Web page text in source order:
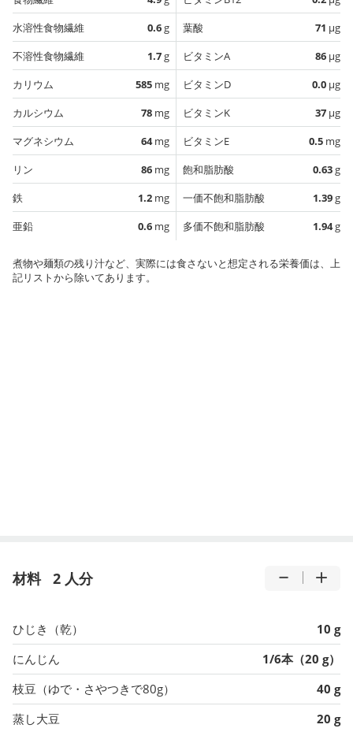
水溶性食物繊維
0.6g
不溶性食物繊維
1.7g
カリウム
585 mg
カルシウム
78 mg
マグネシウム
64mg
リン
86 mg
鉄
1.2 mg
亜鉛
0.6 mg
葉酸
71 µg
ビタミンA
86 µg
ビタミンD
0.0 µg
ビタミンK
37 µg
ビタミンE
0.5 mg
飽和脂肪酸
0.63g
一価不飽和脂肪酸
1.39g
多価不飽和脂肪酸
1.94g
煮物や麺類の残り汁など、実際には食さないと想定される栄養価は、上
記リストから除いてあります。
材料 2 人分
ひじき（乾）
10 g
にんじん
1/6本（20 g）
枝豆（ゆで・さやつきで80g）
40 g
蒸し大豆
20 g